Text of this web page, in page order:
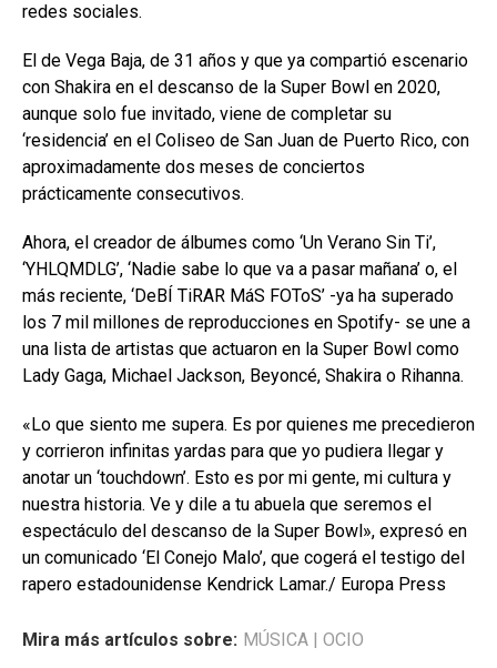
redes sociales.
El de Vega Baja, de 31 años y que ya compartió escenario
con Shakira en el descanso de la Super Bowl en 2020,
aunque solo fue invitado, viene de completar su
‘residencia’ en el Coliseo de San Juan de Puerto Rico, con
aproximadamente dos meses de conciertos
prácticamente consecutivos.
Ahora, el creador de álbumes como ‘Un Verano Sin Ti’,
‘YHLQMDLG’, ‘Nadie sabe lo que va a pasar mañana’ o, el
más reciente, ‘DeBÍ TiRAR MáS FOToS’ -ya ha superado
los 7 mil millones de reproducciones en Spotify- se une a
una lista de artistas que actuaron en la Super Bowl como
Lady Gaga, Michael Jackson, Beyoncé, Shakira o Rihanna.
«Lo que siento me supera. Es por quienes me precedieron
y corrieron infinitas yardas para que yo pudiera llegar y
anotar un ‘touchdown’. Esto es por mi gente, mi cultura y
nuestra historia. Ve y dile a tu abuela que seremos el
espectáculo del descanso de la Super Bowl», expresó en
un comunicado ‘El Conejo Malo’, que cogerá el testigo del
rapero estadounidense Kendrick Lamar./ Europa Press
Mira más artículos sobre: MÚSICA OCIO